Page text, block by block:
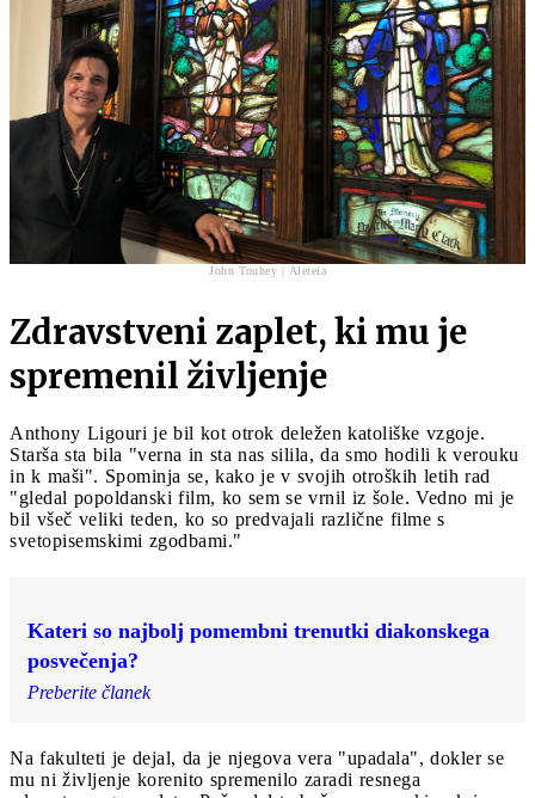
John Touhey | Aleteia
Zdravstveni zaplet, ki mu je
spremenil življenje
Anthony Ligouri je bil kot otrok deležen katoliške vzgoje.
Starša sta bila "verna in sta nas silila, da smo hodili k verouku
in k maši". Spominja se, kako je v svojih otroških letih rad
"gledal popoldanski film, ko sem se vrnil iz šole. Vedno mi je
bil všeč veliki teden, ko so predvajali različne filme s
svetopisemskimi zgodbami."
Kateri so najbolj pomembni trenutki diakonskega
posvečenja?
Preberite članek
Na fakulteti je dejal, da je njegova vera "upadala", dokler se
mu ni življenje korenito spremenilo zaradi resnega